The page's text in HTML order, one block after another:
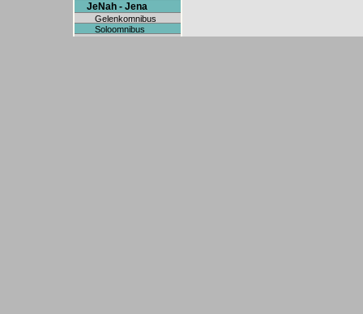
JeNah - Jena
Gelenkomnibus
Soloomnibus
Sonderwagen